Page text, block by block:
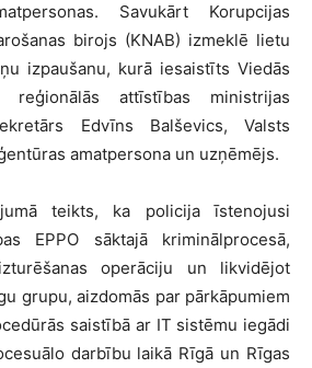
Savukārt Korupcijas
birojs (KNAB) izmeklē lietu
izpaušanu, kurā iesaistīts Viedās
reģionālās attīstības ministrijas
Edvīns Balševics, Valsts
amatpersona un uzņēmējs.
teikts, ka policija īstenojusi
EPPO sāktajā kriminālprocesā,
operāciju un likvidējot
grupu, aizdomās par pārkāpumiem
saistībā ar IT sistēmu iegādi
darbību laikā Rīgā un Rīgas